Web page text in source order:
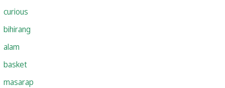
curious
bihirang
alam
basket
masarap